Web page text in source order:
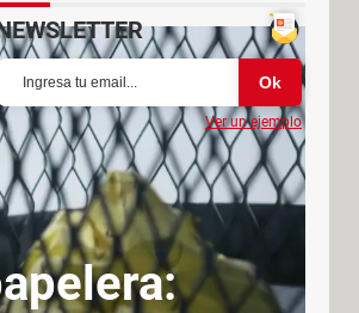
Ver un ejemplo